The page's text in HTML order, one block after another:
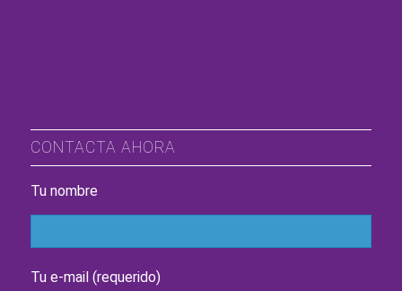
CONTACTA AHORA
Tu nombre
Tu e-mail (requerido)